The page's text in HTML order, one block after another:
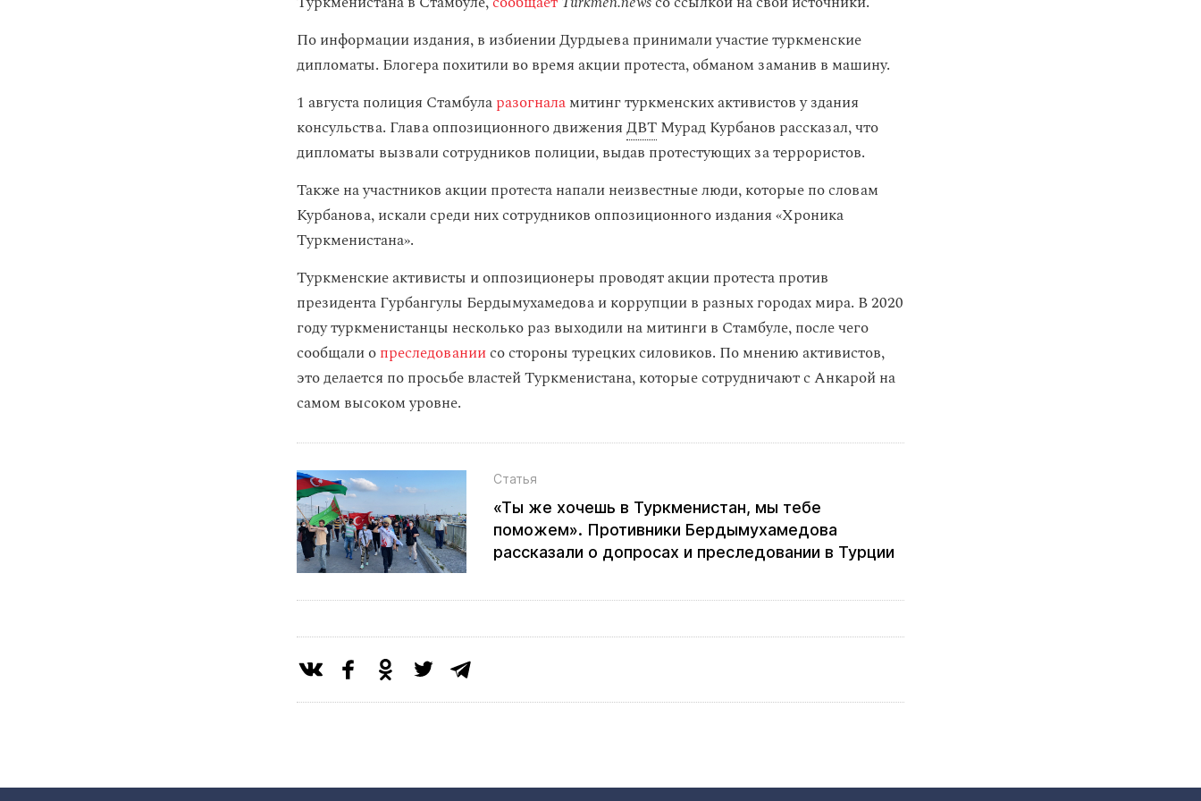
По информации издания, в избиении Дурдыева принимали участие туркменские
дипломаты. Блогера похитили во время акции протеста, обманом заманив в машину.
1 августа полиция Стамбуларазогналамитинг туркменских активистов у здания
консульства. Глава оппозиционного движенияДВТМурад Курбанов рассказал, что
дипломаты вызвали сотрудников полиции, выдав протестующих за террористов.
Также на участников акции протеста напали неизвестные люди, которые по словам
Курбанова, искали среди них сотрудников оппозиционного издания «Хроника
Туркменистана».
Туркменские активисты и оппозиционеры проводят акции протеста против
президента Гурбангулы Бердымухамедова и коррупции в разных городах мира. В 2020
году туркменистанцы несколько раз выходили на митинги в Стамбуле, после чего
сообщали опреследованиисо стороны турецких силовиков. По мнению активистов,
это делается по просьбе властей Туркменистана, которые сотрудничают с Анкарой на
самом высоком уровне.
Статья
«Ты же хочешь в Туркменистан, мы тебе
поможем». Противники Бердымухамедова
рассказали о допросах и преследовании в Турции